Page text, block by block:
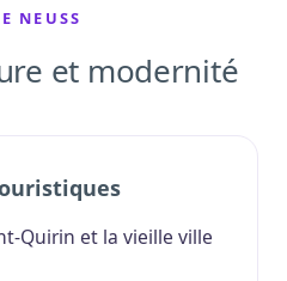
NEUSS
et modernité
Quirin et la vieille ville